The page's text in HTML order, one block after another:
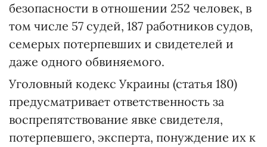
безопасности в отношении 252 человек, в
том числе 57 судей, 187 работников судов,
семерых потерпевших и свидетелей и
даже одного обвиняемого.
Уголовный кодекс Украины (статья 180)
предусматривает ответственность за
воспрепятствование явке свидетеля,
потерпевшего, эксперта, понуждение их к